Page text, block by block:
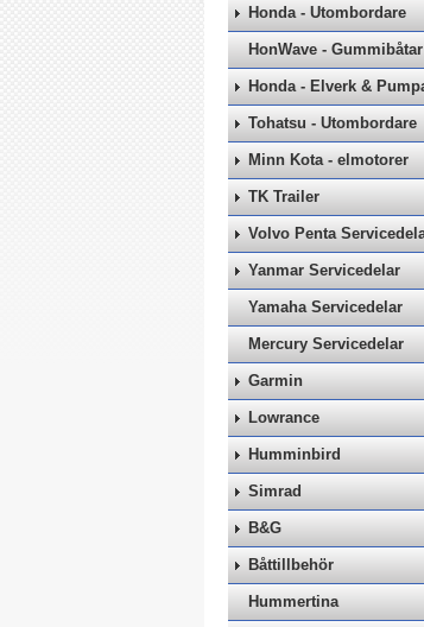
Honda - Utombordare
HonWave - Gummibåtar
Honda - Elverk &
Tohatsu - Utombordare
Minn Kota - elmotorer
TK Trailer
Volvo Penta
Yanmar Servicedelar
Yamaha Servicedelar
Mercury Servicedelar
Garmin
Lowrance
Humminbird
Simrad
B&G
Båttillbehör
Hummertina